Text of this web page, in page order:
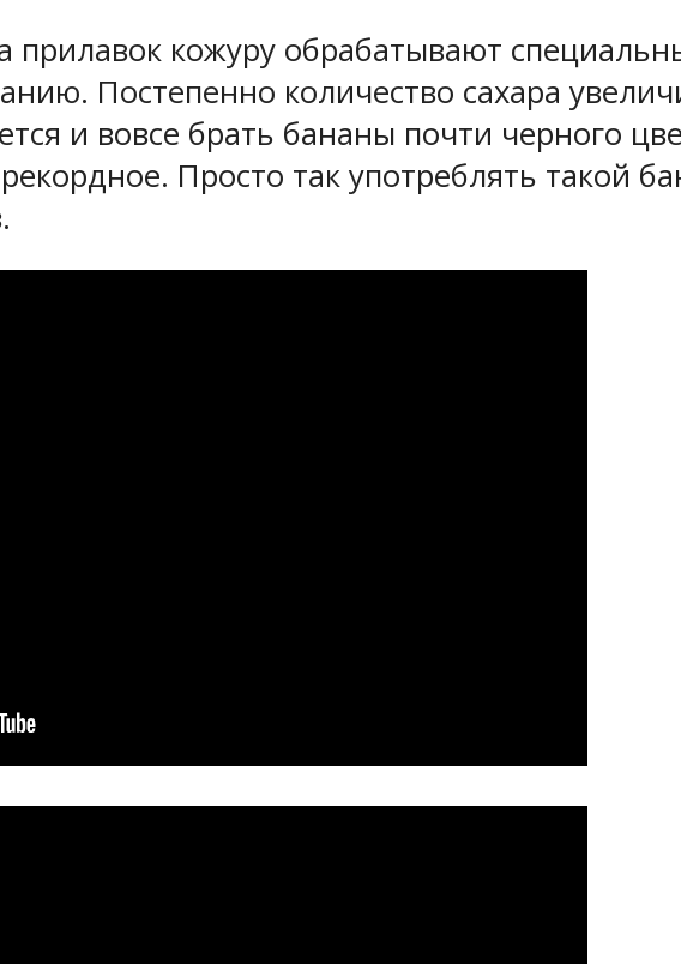
прилавок кожуру обрабатывают
Постепенно количество сахара
и вовсе брать бананы почти черного
Просто так употреблять такой